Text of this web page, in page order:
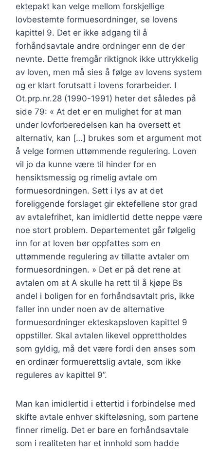
ektepakt kan velge mellom forskjellige
lovbestemte formuesordninger, se lovens
kapittel 9. Det er ikke adgang til å
forhåndsavtale andre ordninger enn de der
nevnte. Dette fremgår riktignok ikke uttrykkelig
av loven, men må sies å følge av lovens system
og er klart forutsatt i lovens forarbeider. I
Ot.prp.nr.28 (1990-1991) heter det således på
side 79: « At det er en mulighet for at man
under lovforberedelsen kan ha oversett et
alternativ, kan […] brukes som et argument mot
å velge formen uttømmende regulering. Loven
vil jo da kunne være til hinder for en
hensiktsmessig og rimelig avtale om
formuesordningen. Sett i lys av at det
foreliggende forslaget gir ektefellene stor grad
av avtalefrihet, kan imidlertid dette neppe være
noe stort problem. Departementet går følgelig
inn for at loven bør oppfattes som en
uttømmende regulering av tillatte avtaler om
formuesordningen. » Det er på det rene at
avtalen om at A skulle ha rett til å kjøpe Bs
andel i boligen for en forhåndsavtalt pris, ikke
faller inn under noen av de alternative
formuesordninger ekteskapsloven kapittel 9
oppstiller. Skal avtalen likevel opprettholdes
som gyldig, må det være fordi den anses som
en ordinær formuerettslig avtale, som ikke
reguleres av kapittel 9”.
Man kan imidlertid i ettertid i forbindelse med
skifte avtale enhver skifteløsning, som partene
finner rimelig. Det er bare en forhåndsavtale
som i realiteten har et innhold som hadde